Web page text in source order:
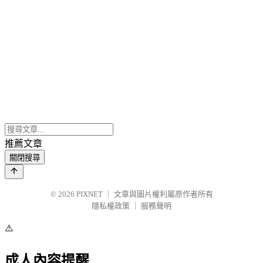
推薦文章
關閉搜尋
© 2026 PIXNET
文章與圖片權利屬原作者所有
隱私權政策
服務聲明
⚠️